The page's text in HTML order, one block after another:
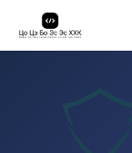
Skip to Content